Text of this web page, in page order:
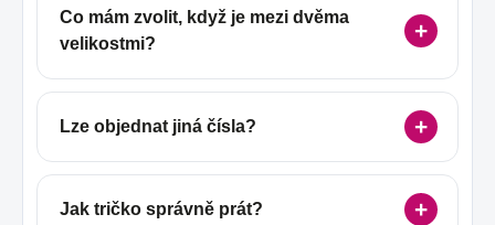
Co mám zvolit, když je mezi dvěma
velikostmi?
Lze objednat jiná čísla?
Jak tričko správně prát?